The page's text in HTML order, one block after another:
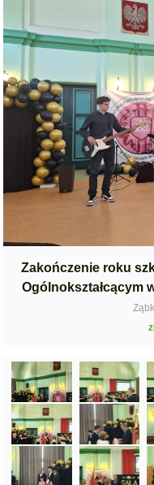
Zakończenie roku
Ogólnokształcącym